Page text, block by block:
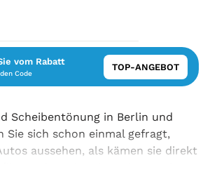
vom Rabatt
Code
TOP-ANGEBOT
Scheibentönung in Berlin und
Sie sich schon einmal gefragt,
aussehen, als kämen sie direkt
während andere eher nach